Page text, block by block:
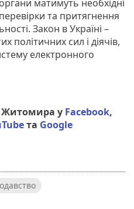
матимуть необхідні
та притягнення
Закон в Україні –
політичних сил і діячів,
електронного
Житомира у Facebook,
та Google